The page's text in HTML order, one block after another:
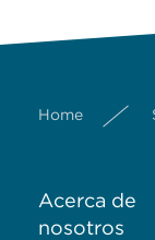
Home
Acerca de
nosotros